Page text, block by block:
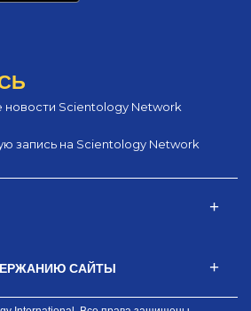
новости Scientology Network
запись на Scientology Network
САЙТЫ